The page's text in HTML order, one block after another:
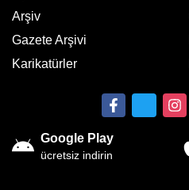
Arşiv
Gazete Arşivi
Karikatürler
Google Play
ücretsiz indirin